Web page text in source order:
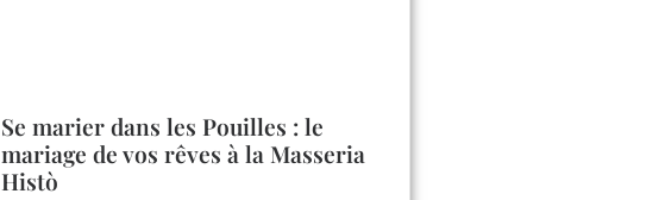
Se marier dans les Pouilles : le
mariage de vos rêves à la Masseria
Histò